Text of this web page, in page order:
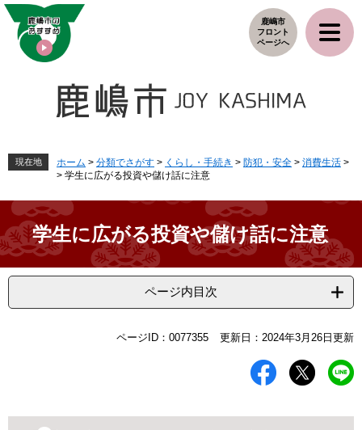
ペ
メ
鹿嶋市
フロント
ページへ
現在地 ホーム > 分類でさがす > くらし・手続き > 防犯・安全 > 消費生活 >
> 学生に広がる投資や儲け話に注意
学生に広がる投資や儲け話に注意
ページ内目次
ページID：0077355 更新日：2024年3月26日更新